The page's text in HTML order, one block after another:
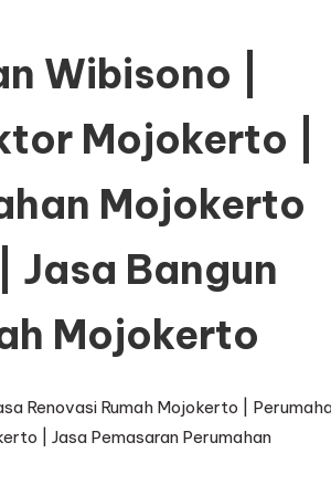
Wibisono |
Mojokerto |
Mojokerto
Jasa Bangun
Mojokerto
Renovasi Rumah Mojokerto |
| Jasa Pemasaran Perumahan